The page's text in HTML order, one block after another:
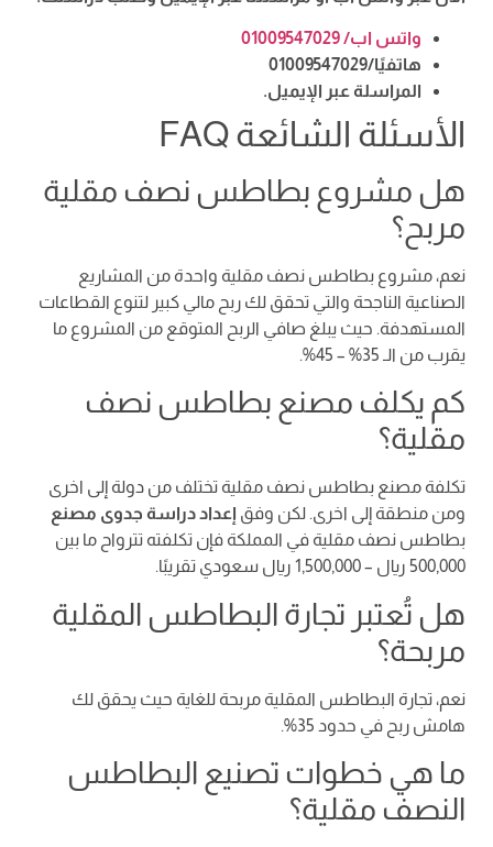
واتس اب/ 01009547029
هاتفيًا/01009547029
المراسلة عبر الإيميل.
الأسئلة الشائعة FAQ
هل مشروع بطاطس نصف مقلية
مربح؟
نعم، مشروع بطاطس نصف مقلية واحدة من المشاريع
الصناعية الناجحة والتي تحقق لك ربح مالي كبير لتنوع القطاعات
المستهدفة. حيث يبلغ صافي الربح المتوقع من المشروع ما
يقرب من الـ 35% – 45%.
كم يكلف مصنع بطاطس نصف
مقلية؟
تكلفة مصنع بطاطس نصف مقلية تختلف من دولة إلى اخرى
ومن منطقة إلى اخرى. لكن وفق إعداد دراسة جدوى مصنع
بطاطس نصف مقلية في المملكة فإن تكلفته تترواح ما بين
500,000 ريال – 1,500,000 ريال سعودي تقريبًا.
هل تُعتبر تجارة البطاطس المقلية
مربحة؟
نعم، تجارة البطاطس المقلية مربحة للغاية حيث يحقق لك
هامش ربح في حدود 35%.
ما هي خطوات تصنيع البطاطس
النصف مقلية؟